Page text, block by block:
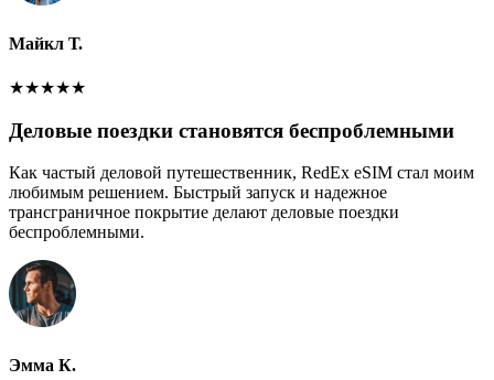
Майкл Т.
★★★★★
Деловые поездки становятся беспроблемными
Как частый деловой путешественник, RedEx eSIM стал моим
любимым решением. Быстрый запуск и надежное
трансграничное покрытие делают деловые поездки
беспроблемными.
Эмма К.